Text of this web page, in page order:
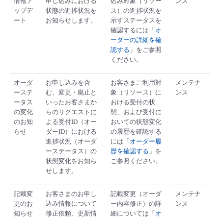
すべてのメニューを見る
すべてのメニューを見る
すべてのメニューを見る
- 新規お申し込み方法
- 登録情報の管理
- APIリファレンス
■ 基本構築ガイド
- Flexible InterConnect
- リモートワーク
- ITインフラストラクチャー
- その他
販売パートナー向けプログラム
トレーニング/操作動画
ップデ
ート
状態の進捗状況を
お知らせします。
ス）の進捗状況を
示すステータスを
確認するには「 オ
ーダーの詳細を確
認する 」をご参照
ください。
オーダ
ーステ
ータス
の変化
のお知
らせ
お申し込みを含
む、変更・廃止と
いったお客さまか
らのリクエストに
よる受付ID（オー
ダーID）における
進捗状況（オーダ
ーステータス）の
状態変化をお知ら
せします。
お客さまご利用対
象（リソース）に
おける受付の状
態、および受付に
おいての状態変化
の履歴を確認する
には「 オーダー履
歴を確認する 」を
ご参照ください。
メンテナ
ンス
記載変
更のお
知らせ
お客さまのお申し
込み情報について
修正依頼、更新情
記載変更（オーダ
ー内容修正）の詳
細については「 オ
メンテナ
ンス